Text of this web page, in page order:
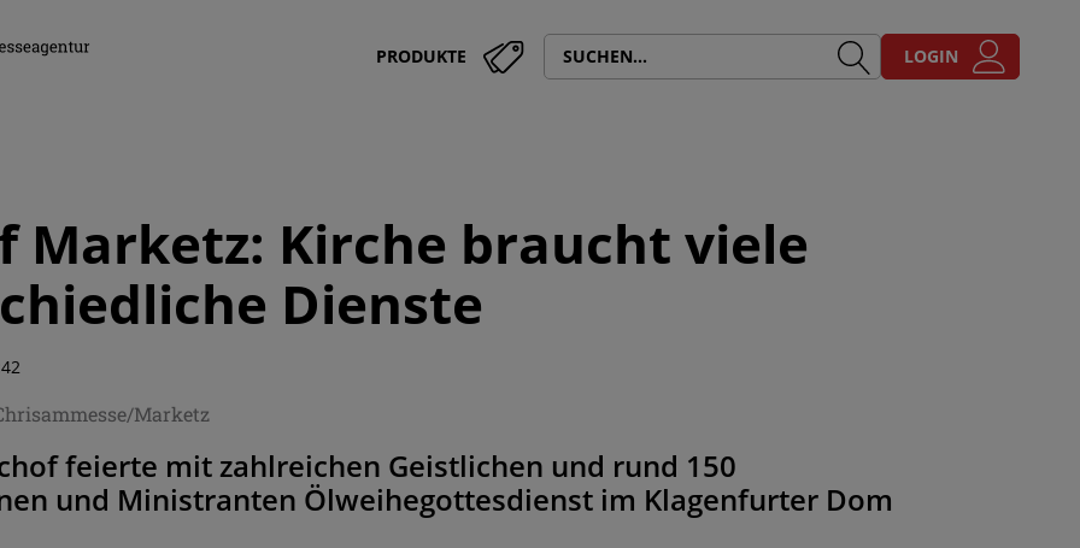
PRODUKTE LOGIN
Marketz: Kirche braucht viele
Dienste
Marketz
feierte mit zahlreichen Geistlichen und rund 150
und Ministranten Ölweihegottesdienst im Klagenfurter Dom